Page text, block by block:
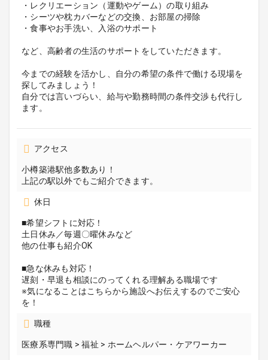
・レクリエーション（運動やゲーム）の取り組み
・シーツや枕カバーなどの交換、お部屋の掃除
・食事やお手洗い、入浴のサポート
など、高齢者の生活のサポートをしていただきます。
今までの経験を活かし、自分の希望の条件で働ける現場を
探してみましょう！
自分では言いづらい、給与や勤務時間の条件交渉も代行し
ます。
アクセス
小樽築港駅他多数あり！
上記の駅以外でもご紹介できます。
休日
■希望シフトに対応！
土日休み／毎週〇曜休みなど
他の仕事も紹介OK
■急な休みも対応！
遅刻・早退も相談にのってくれる理解ある職場です
※気になることはこちらから施設へお伝えするのでご安心
を！
職種
医療系専門職 > 福祉 > ホームヘルパー・ケアワーカー